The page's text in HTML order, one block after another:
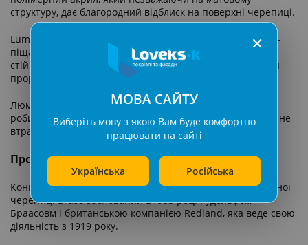
структуру, дає благородний відблиск на поверхні черепиці.
Lumino добре зберігає полімер, завдяки чому цементно-
піщана черепиця BRAAS в цьому покрітті максимально
стійка до вигорання. Також завдяки йому виключається
проростання мохів та лишайників на поверхні покрівлі.
Люміно досить вігідно з економічної точки зору, так як
робить черепицю доступнішою для покупця при цьому не
втрачаюиі всесвітньо відомої якості бренду Браас.
Про виробника
Концерн з виробництва натуральної та цементно-піщаної
черепиці Braas заснований В1953 році Рудольфом
Браасовм і британською компанією Redland, яка веде свою
діяльність з 1919 року.
✕
МОВА САЙТУ
Виберіть мову з якою Вам буде комфортно
працювати на сайті
Українська Російська